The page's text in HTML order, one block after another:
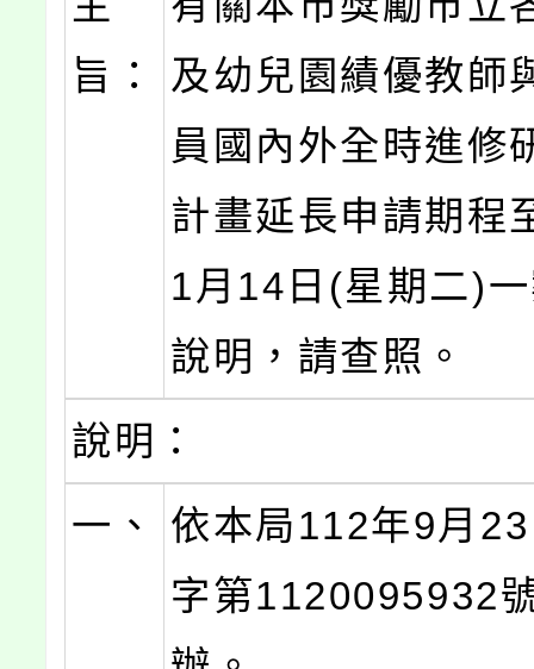
旨：
及幼兒園績優教師
員國內外全時進修
計畫延長申請期程
1月14日(星期二)
說明，請查照。
說明：
一、
依本局112年9月
字第1120095932